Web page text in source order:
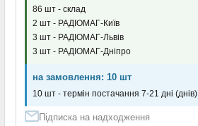
86 шт - склад
2 шт - РАДІОМАГ-Київ
3 шт - РАДІОМАГ-Львів
3 шт - РАДІОМАГ-Дніпро
на замовлення: 10 шт
10 шт - термін постачання 7-21 дні (днів)
Підписка на надходження